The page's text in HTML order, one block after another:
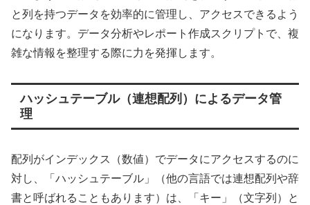
と列を持つデータを効率的に管理し、アクセスできるよう
になります。データ分析やレポート作成スクリプトで、複
雑な情報を整理する際に力を発揮します。
ハッシュテーブル（連想配列）によるデータ管
理
配列がインデックス（数値）でデータにアクセスするのに
対し、「ハッシュテーブル」（他の言語では連想配列や辞
書と呼ばれることもあります）は、「キー」（文字列）と